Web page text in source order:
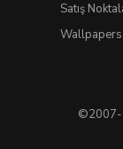
Satış
Wallpapers
©2007-